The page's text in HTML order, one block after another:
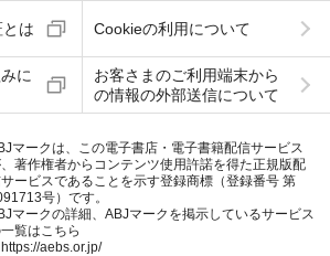
は Cookieの利用について
に
お客さまのご利用端末から
の情報の外部送信について
マークは、この電子書店・電子書籍配信サービス
著作権者からコンテンツ使用許諾を得た正規版配
ービスであることを示す登録商標（登録番号 第
号）です。
マークの詳細、ABJマークを掲示しているサービス
覧はこちら
https://aebs.or.jp/